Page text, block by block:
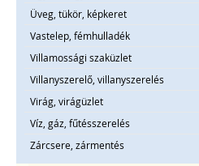
Üveg, tükör, képkeret
Vastelep, fémhulladék
Villamossági szaküzlet
Villanyszerelő, villanyszerelés
Virág, virágüzlet
Víz, gáz, fűtésszerelés
Zárcsere, zármentés